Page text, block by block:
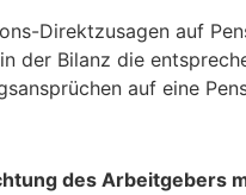
Direktzusagen auf
der Bilanz die
auf eine
des Arbeitgebers